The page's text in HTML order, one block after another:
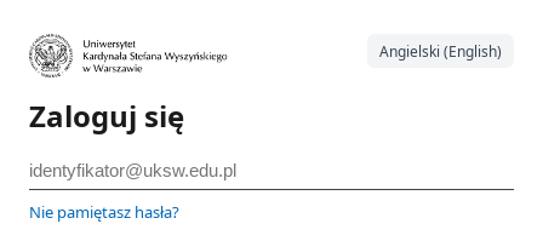
Angielski (English)
Zaloguj się
Nie pamiętasz hasła?